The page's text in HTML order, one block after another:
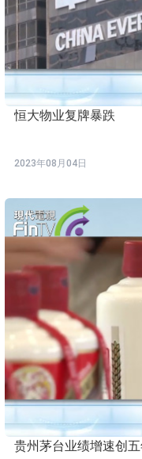
恒大物业复牌暴跌
2023年08月04日
贵州茅台业绩增速创